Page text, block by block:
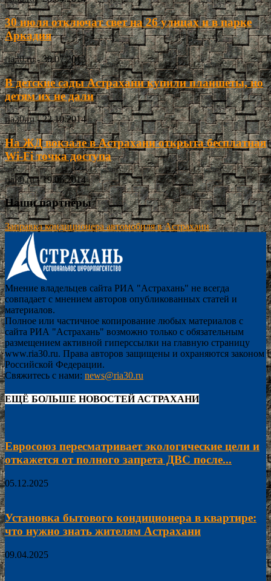
30 июля отключат свет на 26 улицах и в парке
Аркадия
ria30.ru - 30.07.2013
В детские сады Астрахани купили планшеты, но
детям их не дали
ria30.ru - 22.10.2014
На ЖД вокзале в Астрахани открыта бесплатная
Wi-Fi точка доступа
ria30.ru - 19.06.2014
Наши партнёры
Заправка кондиционера автомобиля в Астрахани
Мнение владельцев сайта РИА "Астрахань" не всегда
совпадает с мнением авторов опубликованных статей и
материалов.
Полное или частичное копирование любых материалов с
сайта РИА "Астрахань" возможно только с обязательным
размещением активной гиперссылки на главную страницу
www.ria30.ru. Права авторов защищены и охраняются законом
Российской Федерации.
Свяжитесь с нами: news@ria30.ru
ЕЩЁ БОЛЬШЕ НОВОСТЕЙ АСТРАХАНИ
Евросоюз пересматривает экологические цели и
откажется от полного запрета ДВС после...
05.12.2025
Установка бытового кондиционера в квартире:
что нужно знать жителям Астрахани
09.04.2025